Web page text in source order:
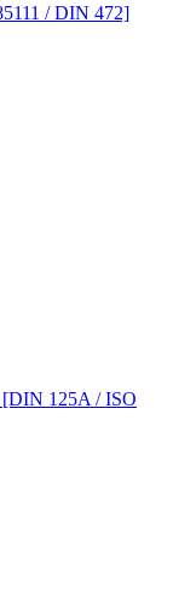
/ DIN 472]
[DIN 125A / ISO